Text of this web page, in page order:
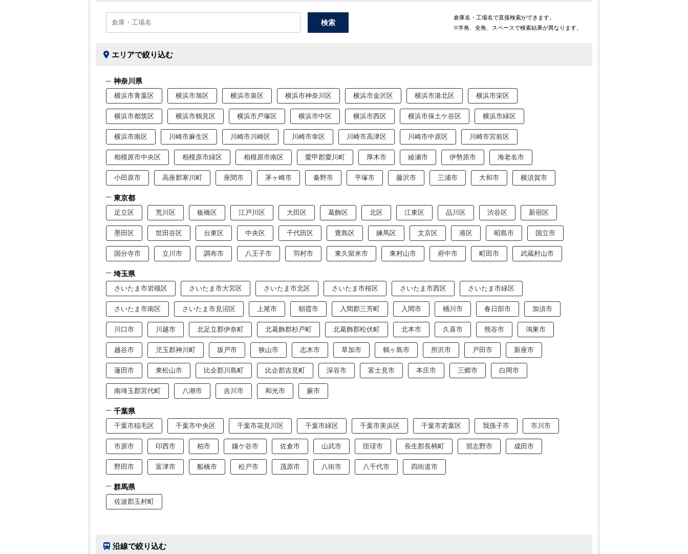
倉庫名・工場名で直接検索ができます。
※半角、全角、スペースで検索結果が異なります。
エリアで絞り込む
神奈川県
横浜市青葉区 横浜市旭区 横浜市泉区 横浜市神奈川区 横浜市金沢区 横浜市港北区 横浜市栄区
横浜市都筑区 横浜市鶴見区 横浜市戸塚区 横浜市中区 横浜市西区 横浜市保土ケ谷区 横浜市緑区
横浜市南区 川崎市麻生区 川崎市川崎区 川崎市幸区 川崎市高津区 川崎市中原区 川崎市宮前区
相模原市中央区 相模原市緑区 相模原市南区 愛甲郡愛川町 厚木市 綾瀬市 伊勢原市 海老名市
小田原市 高座郡寒川町 座間市 茅ヶ崎市 秦野市 平塚市 藤沢市 三浦市 大和市 横須賀市
東京都
足立区 荒川区 板橋区 江戸川区 大田区 葛飾区 北区 江東区 品川区 渋谷区 新宿区
墨田区 世田谷区 台東区 中央区 千代田区 豊島区 練馬区 文京区 港区 昭島市 国立市
国分寺市 立川市 調布市 八王子市 羽村市 東久留米市 東村山市 府中市 町田市 武蔵村山市
埼玉県
さいたま市岩槻区 さいたま市大宮区 さいたま市北区 さいたま市桜区 さいたま市西区 さいたま市緑区
さいたま市南区 さいたま市見沼区 上尾市 朝霞市 入間郡三芳町 入間市 桶川市 春日部市 加須市
川口市 川越市 北足立郡伊奈町 北葛飾郡杉戸町 北葛飾郡松伏町 北本市 久喜市 熊谷市 鴻巣市
越谷市 児玉郡神川町 坂戸市 狭山市 志木市 草加市 鶴ヶ島市 所沢市 戸田市 新座市
蓮田市 東松山市 比企郡川島町 比企郡吉見町 深谷市 富士見市 本庄市 三郷市 白岡市
南埼玉郡宮代町 八潮市 吉川市 和光市 蕨市
千葉県
千葉市稲毛区 千葉市中央区 千葉市花見川区 千葉市緑区 千葉市美浜区 千葉市若葉区 我孫子市 市川市
市原市 印西市 柏市 鎌ケ谷市 佐倉市 山武市 匝瑳市 長生郡長柄町 習志野市 成田市
野田市 富津市 船橋市 松戸市 茂原市 八街市 八千代市 四街道市
群馬県
佐波郡玉村町
沿線で絞り込む